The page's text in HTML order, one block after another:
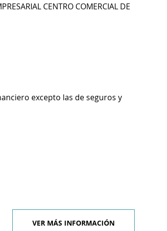
CENTRO COMERCIAL DE
excepto las de seguros y
VER MÁS INFORMACIÓN